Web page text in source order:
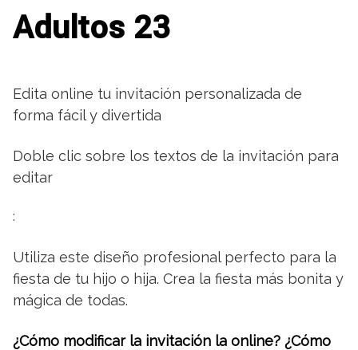
Adultos 23
Edita online tu invitación personalizada de
forma fácil y divertida
Doble clic sobre los textos de la invitación para
editar
:
Utiliza este diseño profesional perfecto para la
fiesta de tu hijo o hija. Crea la fiesta más bonita y
mágica de todas.
¿Cómo modificar la invitación la online? ¿Cómo